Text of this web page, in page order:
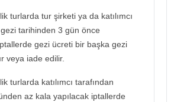
turlarda tur şirketi ya da katılımcı
tarihinden 3 gün önce
gezi ücreti bir başka gezi
veya iade edilir.
turlarda katılımcı tarafından
az kala yapılacak iptallerde